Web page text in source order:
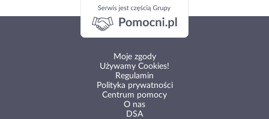
Moje zgody
Używamy Cookies!
Regulamin
Polityka prywatności
Centrum pomocy
O nas
DSA